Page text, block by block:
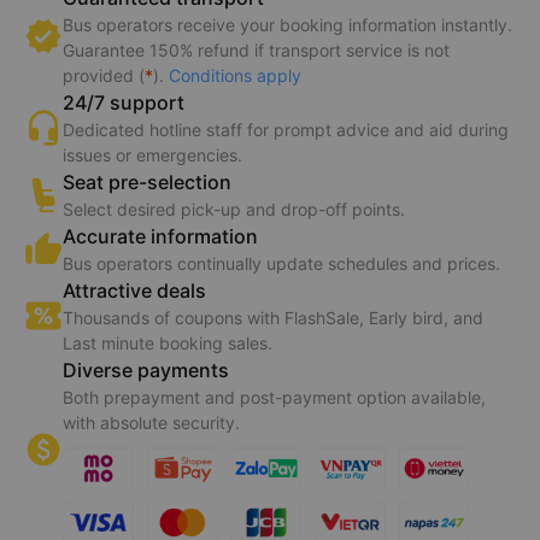
Bus operators receive your booking information instantly.
Guarantee 150% refund if transport service is not
provided (*). Conditions apply
24/7 support
Dedicated hotline staff for prompt advice and aid during
issues or emergencies.
Seat pre-selection
Select desired pick-up and drop-off points.
Accurate information
Bus operators continually update schedules and prices.
Attractive deals
Thousands of coupons with FlashSale, Early bird, and
Last minute booking sales.
Diverse payments
Both prepayment and post-payment option available,
with absolute security.